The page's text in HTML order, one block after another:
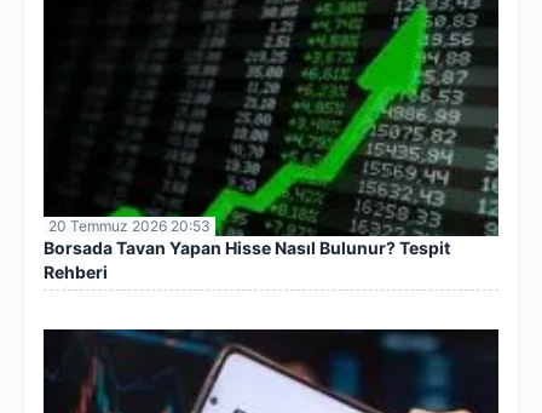
20 Temmuz 2026 20:53
Borsada Tavan Yapan Hisse Nasıl Bulunur? Tespit
Rehberi